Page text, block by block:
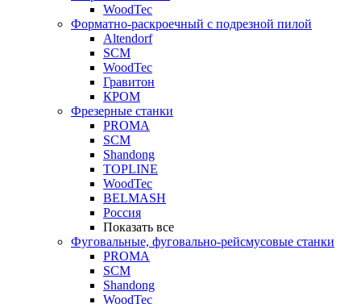
WoodTec
Форматно-раскроечный с подрезной пилой
Altendorf
SCM
WoodTec
Гравитон
КРОМ
Фрезерные станки
PROMA
SCM
Shandong
TOPLINE
WoodTec
BELMASH
Россия
Показать все
Фуговальные, фуговально-рейсмусовые станки
PROMA
SCM
Shandong
WoodTec